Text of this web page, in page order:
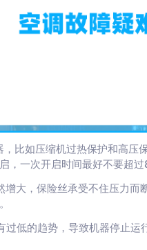
比如压缩机过热保护和高压
一次开启时间最好不要超过
大，保险丝承受不住压力而
低的趋势，导致机器停止运